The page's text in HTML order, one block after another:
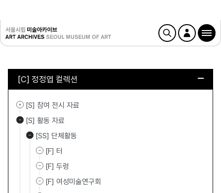
[C] 정정엽 컬렉션
[S] 참여 전시 자료
[S] 활동 자료
[SS] 단체활동
[F] 터
[F] 두렁
[F] 여성미술연구회